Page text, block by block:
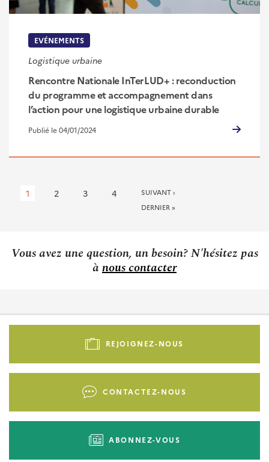
EVÉNEMENTS
Logistique urbaine
Rencontre Nationale InTerLUD+ : reconduction
du programme et accompagnement dans
l’action pour une logistique urbaine durable
Publié le 04/01/2024
Page
1 Page
2 Page
3 Page
4
PAGE
SUIVANT ›
DERNIÈRE
DERNIER »
Vous avez une question, un besoin? N'hésitez pas
ànous contacter
Pied
-
REJOIGNEZ-NOUS
CONTACTEZ-NOUS
ABONNEZ-VOUS